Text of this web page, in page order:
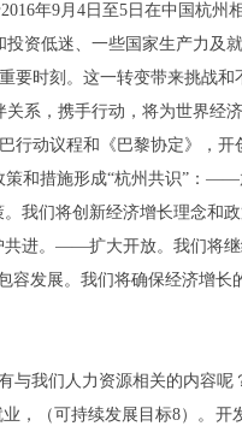
年9月4日至5日在中国杭
资低迷、一些国家生产力及
要时刻。这一转变带来挑战
系，携手行动，将为世界经
行动议程和《巴黎协定》，
和措施形成“杭州共识”：
我们将创新经济增长理念和
进。——扩大开放。我们将
发展。我们将确保经济增长
与我们人力资源相关的内容
，（可持续发展目标8）。